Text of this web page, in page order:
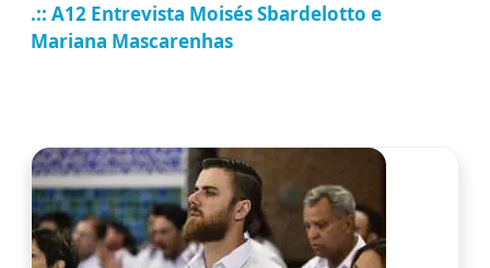
.:: A12 Entrevista Moisés Sbardelotto e
Mariana Mascarenhas